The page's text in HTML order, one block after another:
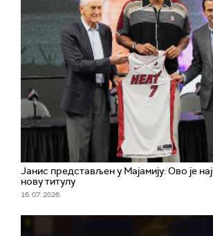
Јанис представљен у Мајамију: Ово је
нову титулу
16. 07. 2026.